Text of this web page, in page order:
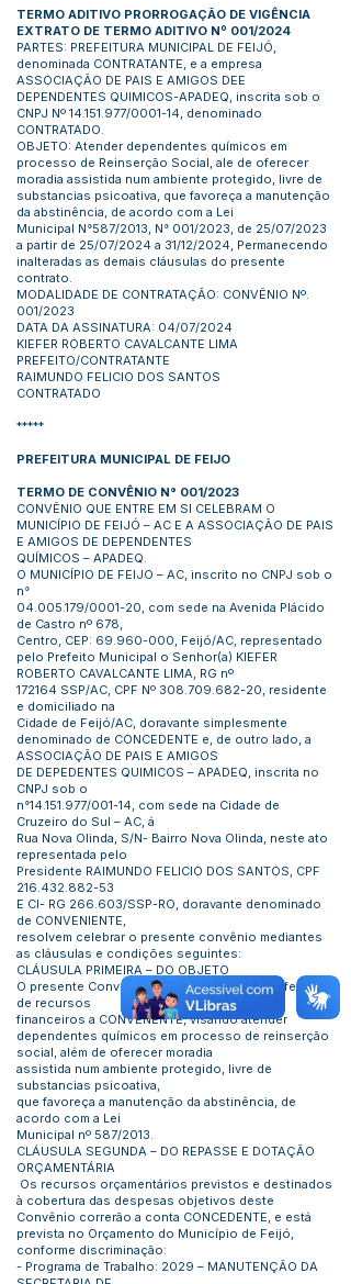
TERMO ADITIVO PRORROGAÇÃO DE VIGÊNCIA
EXTRATO DE TERMO ADITIVO Nº 001/2024
PARTES: PREFEITURA MUNICIPAL DE FEIJÓ,
denominada CONTRATANTE, e a empresa
ASSOCIAÇÃO DE PAIS E AMIGOS DEE
DEPENDENTES QUIMICOS-APADEQ, inscrita sob o
CNPJ Nº 14.151.977/0001-14, denominado
CONTRATADO.
OBJETO: Atender dependentes químicos em
processo de Reinserção Social, ale de oferecer
moradia assistida num ambiente protegido, livre de
substancias psicoativa, que favoreça a manutenção
da abstinência, de acordo com a Lei
Municipal N°587/2013, N° 001/2023, de 25/07/2023
a partir de 25/07/2024 a 31/12/2024, Permanecendo
inalteradas as demais cláusulas do presente
contrato.
MODALIDADE DE CONTRATAÇÃO: CONVÊNIO Nº.
001/2023
DATA DA ASSINATURA: 04/07/2024
KIEFER ROBERTO CAVALCANTE LIMA
PREFEITO/CONTRATANTE
RAIMUNDO FELICIO DOS SANTOS
CONTRATADO
*****
PREFEITURA MUNICIPAL DE FEIJO
TERMO DE CONVÊNIO N° 001/2023
CONVÊNIO QUE ENTRE EM SI CELEBRAM O
MUNICÍPIO DE FEIJÓ – AC E A ASSOCIAÇÃO DE PAIS
E AMIGOS DE DEPENDENTES
QUÍMICOS – APADEQ.
O MUNICÍPIO DE FEIJO – AC, inscrito no CNPJ sob o
n°
04.005.179/0001-20, com sede na Avenida Plácido
de Castro nº 678,
Centro, CEP: 69.960-000, Feijó/AC, representado
pelo Prefeito Municipal o Senhor(a) KIEFER
ROBERTO CAVALCANTE LIMA, RG nº
172164 SSP/AC, CPF Nº 308.709.682-20, residente
e domiciliado na
Cidade de Feijó/AC, doravante simplesmente
denominado de CONCEDENTE e, de outro lado, a
ASSOCIAÇÃO DE PAIS E AMIGOS
DE DEPEDENTES QUIMICOS – APADEQ, inscrita no
CNPJ sob o
n°14.151.977/001-14, com sede na Cidade de
Cruzeiro do Sul – AC, á
Rua Nova Olinda, S/N- Bairro Nova Olinda, neste ato
representada pelo
Presidente RAIMUNDO FELICIO DOS SANTOS, CPF
216.432.882-53
E CI- RG 266.603/SSP-RO, doravante denominado
de CONVENIENTE,
resolvem celebrar o presente convênio mediantes
as cláusulas e condições seguintes:
CLÁUSULA PRIMEIRA – DO OBJETO
O presente Convênio tem por objeto a transferência
de recursos
financeiros a CONVENENTE, visando atender
dependentes químicos em processo de reinserção
social, além de oferecer moradia
assistida num ambiente protegido, livre de
substancias psicoativa,
que favoreça a manutenção da abstinência, de
acordo com a Lei
Municipal nº 587/2013.
CLÁUSULA SEGUNDA – DO REPASSE E DOTAÇÃO
ORÇAMENTÁRIA
Os recursos orçamentários previstos e destinados
à cobertura das despesas objetivos deste
Convênio correrão a conta CONCEDENTE, e está
prevista no Orçamento do Município de Feijó,
conforme discriminação:
- Programa de Trabalho: 2029 – MANUTENÇÃO DA